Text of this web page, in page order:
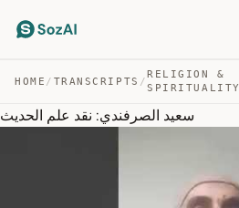
HOME / TRANSCRIPTS /
RELIGION &
SPIRITUALITY
سعيد الصرفندي: نقد علم الحديث